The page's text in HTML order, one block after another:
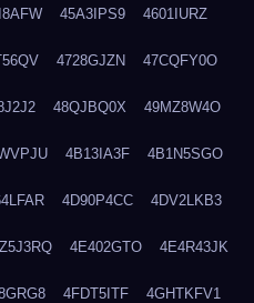
45A3IPS9 4601IURZ
4728GJZN 47CQFY0O
48QJBQ0X 49MZ8W4O
4B13IA3F 4B1N5SGO
4D90P4CC 4DV2LKB3
4E402GTO 4E4R43JK
4FDT5ITF 4GHTKFV1